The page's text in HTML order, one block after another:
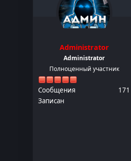
Administrator
Administrator
Полноценный участник
Сообщения
171
Записан